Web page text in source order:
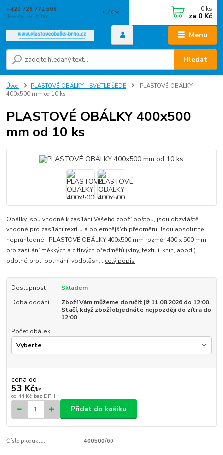
Menu
CZK
Hledat
+420 728 772 566
(Po-Pá, 8-16 hod.)
0 ks
za 0 Kč
Úvod PLASTOVÉ OBÁLKY - SVĚTLE ŠEDÉ
PLASTOVÉ OBÁLKY
400x500 mm od 10 ks
PLASTOVÉ OBÁLKY 400x500
mm od 10 ks
Obálky jsou vhodné k zasílání Vašeho zboží poštou, jsou obzvláště
vhodné pro zasílání textilu a objemnějších předmětů. Jsou absolutně
neprůhledné. PLASTOVÉ OBÁLKY 400x500 mm rozměr 400 x 500 mm
pro zasílání měkkých a citlivých předmětů (vlny, textilií, knih, apod.)
odolné proti potrhání, vodotěsn... celý popis
Dostupnost
Skladem
Doba dodání
Zboží Vám můžeme doručit již 11.08.2026 do 12:00.
Stačí, když zboží objednáte nejpozději do zítra do
12:00
Počet obálek:
cena od
53 Kč/ks
od 44 Kč bez DPH
Přidat do košíku
Číslo produktu: 400500/60